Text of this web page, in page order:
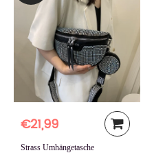
€21,99
Strass Umhängetasche